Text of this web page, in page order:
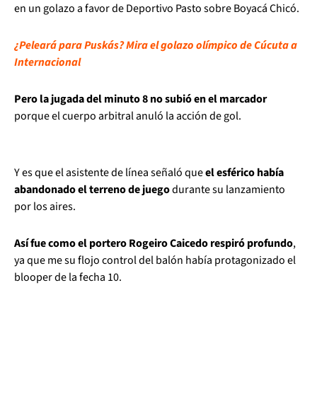
en un golazo a favor de Deportivo Pasto sobre Boyacá Chicó.
¿Peleará para Puskás? Mira el golazo olímpico de Cúcuta a
Internacional
Pero la jugada del minuto 8 no subió en el marcador
porque el cuerpo arbitral anuló la acción de gol.
Y es que el asistente de línea señaló queel esférico había
abandonado el terreno de juegodurante su lanzamiento
por los aires.
Así fue como el portero Rogeiro Caicedo respiró profundo,
ya que me su flojo control del balón había protagonizado el
blooper de la fecha 10.